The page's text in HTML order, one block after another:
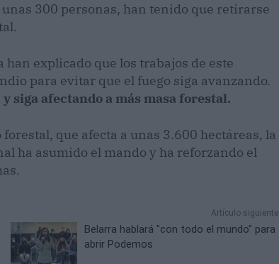
300 personas, han tenido que retirarse
explicado que los trabajos de este
para evitar que el fuego siga avanzando.
siga afectando a más masa forestal.
que afecta a unas 3.600 hectáreas, la
ha asumido el mando y ha reforzando el
Artículo siguiente
Belarra hablará "con todo el mundo" para
abrir Podemos